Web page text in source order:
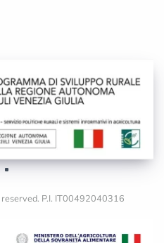
P.I. IT00492040316